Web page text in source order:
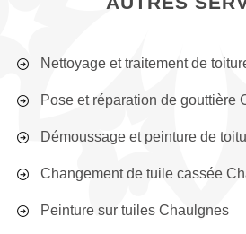
Nettoyage et traitement de
Pose et réparation de gouttière
Démoussage et peinture de
Changement de tuile cassée
Peinture sur tuiles Chaulgnes